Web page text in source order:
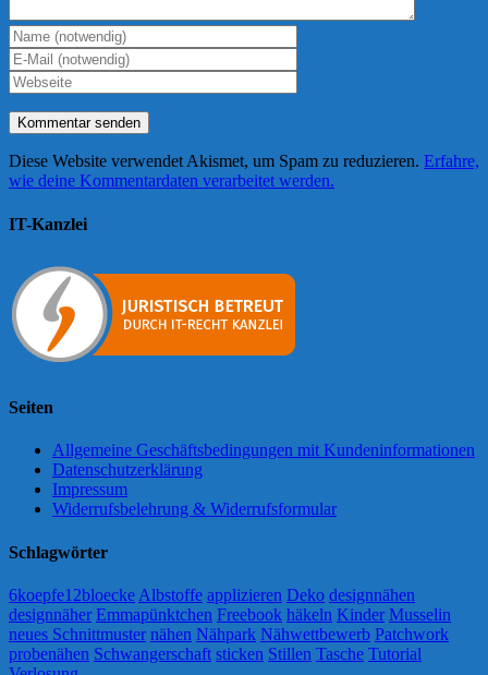
Diese Website verwendet Akismet, um Spam zu reduzieren. Erfahre,
wie deine Kommentardaten verarbeitet werden.
IT-Kanzlei
Seiten
Allgemeine Geschäftsbedingungen mit Kundeninformationen
Datenschutzerklärung
Impressum
Widerrufsbelehrung & Widerrufsformular
Schlagwörter
6koepfe12bloecke Albstoffe applizieren Deko designnähen
designnäher Emmapünktchen Freebook häkeln Kinder Musselin
neues Schnittmuster nähen Nähpark Nähwettbewerb Patchwork
probenähen Schwangerschaft sticken Stillen Tasche Tutorial